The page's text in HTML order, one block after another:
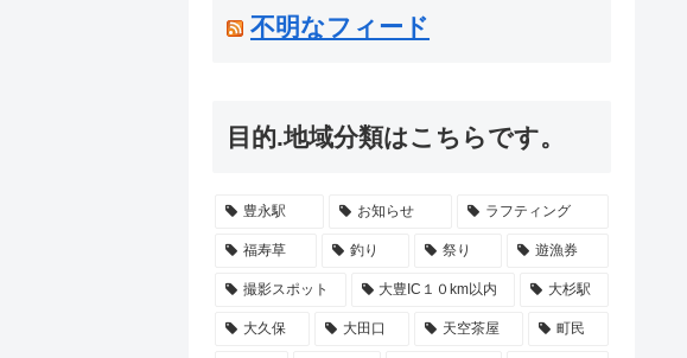
不明なフィード
目的.地域分類はこちらです。
豊永駅 お知らせ ラフティング
福寿草 釣り 祭り 遊漁券
撮影スポット 大豊IC１０km以内 大杉駅
大久保 大田口 天空茶屋 町民